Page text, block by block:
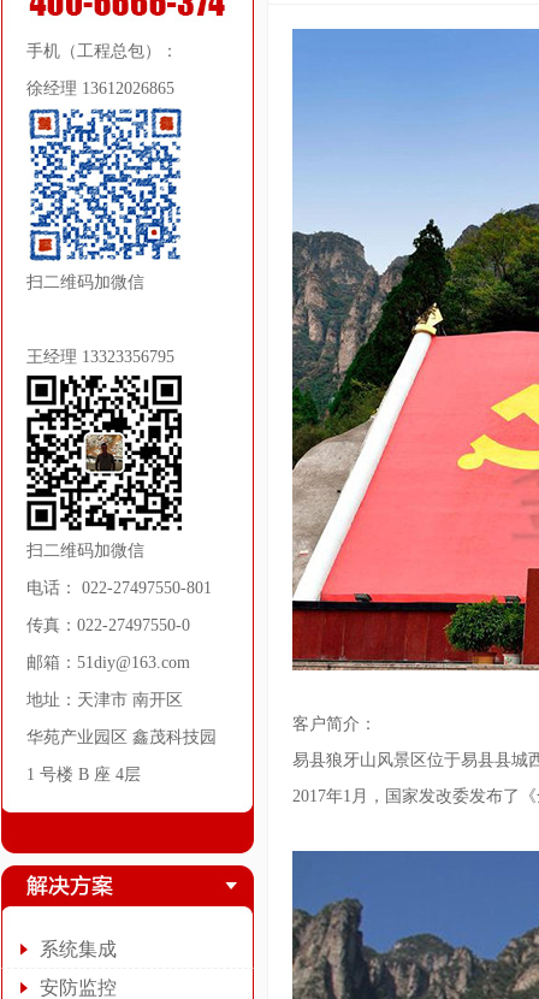
手机（工程总包）：
徐经理 13612026865
扫二维码加微信
王经理 13323356795
扫二维码加微信
电话： 022-27497550-801
传真：022-27497550-0
邮箱：51diy@163.com
地址：天津市 南开区
华苑产业园区 鑫茂科技园
1 号楼 B 座 4层
系统集成
安防监控
客户简介：
易县狼牙山风景区位于易县县城
2017年1月，国家发改委发布了